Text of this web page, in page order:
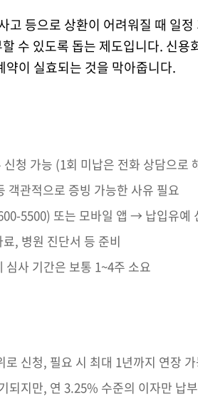
고 등으로 상환이 어려워질 때 일
수 있도록 돕는 제도입니다. 신
이 실효되는 것을 막아줍니다.
청 가능 (1회 미납은 전화 상담으로
객관적으로 증빙 가능한 사유 필요
5500) 또는 모바일 앱 → 납입유예
, 병원 진단서 등 준비
사 기간은 보통 1~4주 소요
신청, 필요 시 최대 1년까지 연장
되지만, 연 3.25% 수준의 이자만 납부